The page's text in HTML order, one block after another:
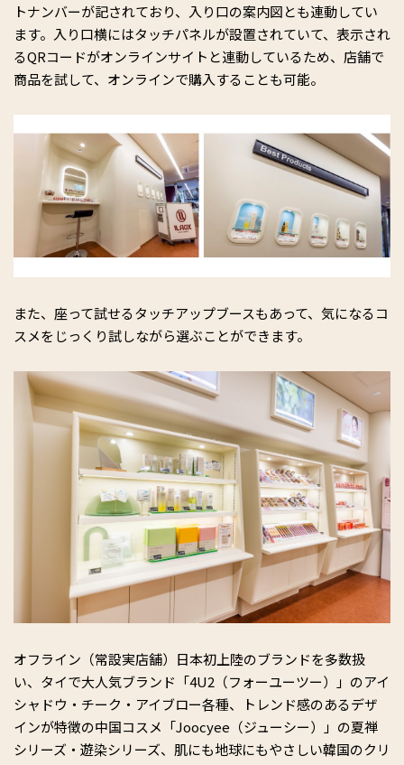
トナンバーが記されており、入り口の案内図とも連動してい
ます。入り口横にはタッチパネルが設置されていて、表示され
るQRコードがオンラインサイトと連動しているため、店舗で
商品を試して、オンラインで購入することも可能。
また、座って試せるタッチアップブースもあって、気になるコ
スメをじっくり試しながら選ぶことができます。
オフライン（常設実店舗）日本初上陸のブランドを多数扱
い、タイで大人気ブランド「4U2（フォーユーツー）」のアイ
シャドウ・チーク・アイブロー各種、トレンド感のあるデザ
インが特徴の中国コスメ「Joocyee（ジューシー）」の夏禅
シリーズ・遊染シリーズ、肌にも地球にもやさしい韓国のクリ